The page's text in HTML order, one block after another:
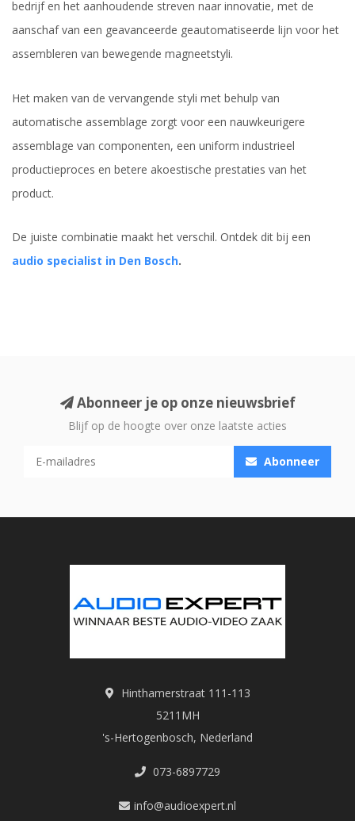
bedrijf en het aanhoudende streven naar innovatie, met de
aanschaf van een geavanceerde geautomatiseerde lijn voor het
assembleren van bewegende magneetstyli.
Het maken van de vervangende styli met behulp van
automatische assemblage zorgt voor een nauwkeurigere
assemblage van componenten, een uniform industrieel
productieproces en betere akoestische prestaties van het
product.
De juiste combinatie maakt het verschil. Ontdek dit bij een
audio specialist in Den Bosch.
Abonneer je op onze nieuwsbrief
Blijf op de hoogte over onze laatste acties
Abonneer
Hinthamerstraat 111-113
5211MH
's-Hertogenbosch, Nederland
073-6897729
info@audioexpert.nl